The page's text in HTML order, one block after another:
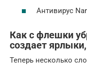
Антивирус
Как с флешки
создает
Теперь несколько